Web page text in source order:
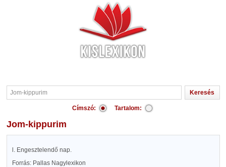
Címszó: Tartalom:
Jom-kippurim
l. Engesztelendő nap.
Forrás: Pallas Nagylexikon